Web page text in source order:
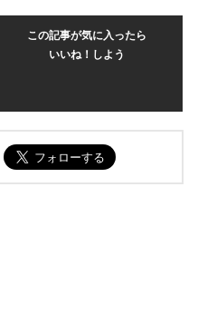
この記事が気に入ったら
いいね！しよう